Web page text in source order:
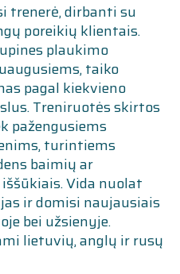
trenerė, dirbanti su
poreikių klientais.
plaukimo
taiko
pagal kiekvieno
Treniruotės skirtos
pažengusiems
turintiems
baimių ar
Vida nuolat
ir domisi naujausiais
bei užsienyje.
lietuvių, anglų ir rusų